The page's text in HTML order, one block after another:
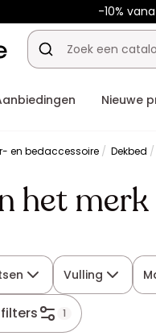
-10%
Nieuwe
en bedaccessoire Dekbed
het
Vulling
1